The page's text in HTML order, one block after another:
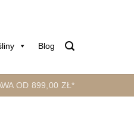
Blog
OD 899,00 ZŁ*